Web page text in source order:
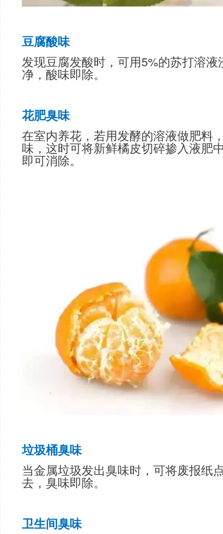
豆腐酸味
发现豆腐发酸时，可用5%的苏打溶
净，酸味即除。
花肥臭味
在室内养花，若用发酵的溶液做肥料
味，这时可将新鲜橘皮切碎掺入液肥
即可消除。
垃圾桶臭味
当金属垃圾发出臭味时，可将废报纸
去，臭味即除。
卫生间臭味